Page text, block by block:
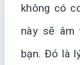
không có
này sẽ âm
bạn. Đó là